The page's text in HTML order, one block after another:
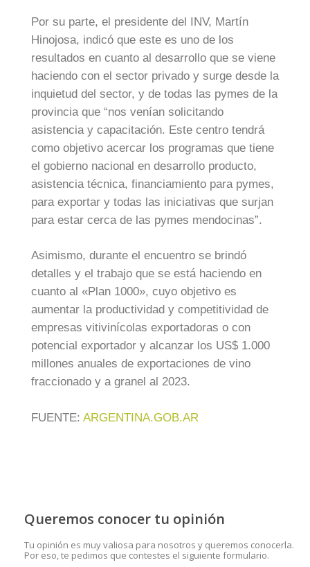
Por su parte, el presidente del INV, Martín
Hinojosa, indicó que este es uno de los
resultados en cuanto al desarrollo que se viene
haciendo con el sector privado y surge desde la
inquietud del sector, y de todas las pymes de la
provincia que “nos venían solicitando
asistencia y capacitación. Este centro tendrá
como objetivo acercar los programas que tiene
el gobierno nacional en desarrollo producto,
asistencia técnica, financiamiento para pymes,
para exportar y todas las iniciativas que surjan
para estar cerca de las pymes mendocinas”.
Asimismo, durante el encuentro se brindó
detalles y el trabajo que se está haciendo en
cuanto al «Plan 1000», cuyo objetivo es
aumentar la productividad y competitividad de
empresas vitivinícolas exportadoras o con
potencial exportador y alcanzar los US$ 1.000
millones anuales de exportaciones de vino
fraccionado y a granel al 2023.
FUENTE: ARGENTINA.GOB.AR
Queremos conocer tu opinión
Tu opinión es muy valiosa para nosotros y queremos conocerla.
Por eso, te pedimos que contestes el siguiente formulario.